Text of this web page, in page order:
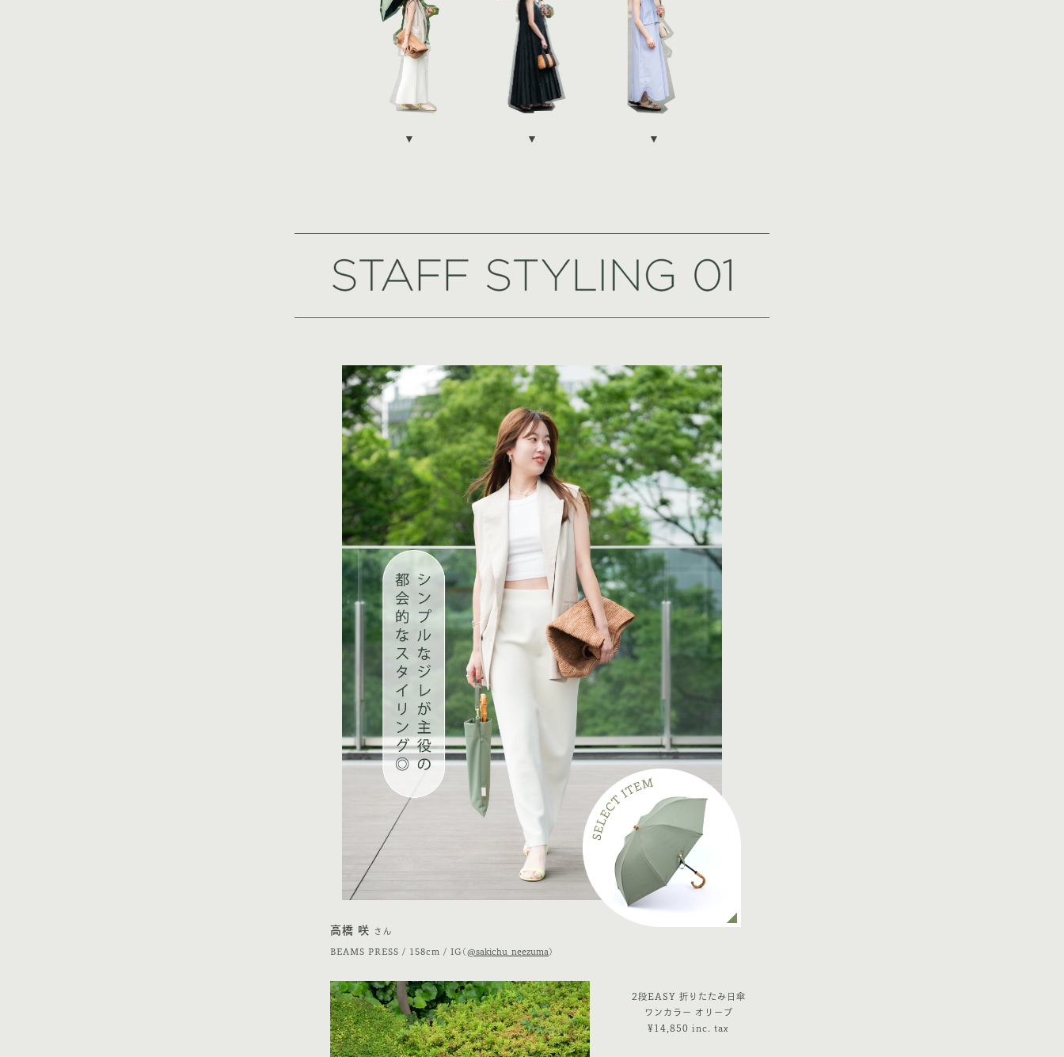
高橋 咲 さん
BEAMS PRESS / 158cm / IG( @sakichu_neezuma )
2段EASY 折りたたみ日傘
ワンカラー オリーブ
¥14,850 inc. tax